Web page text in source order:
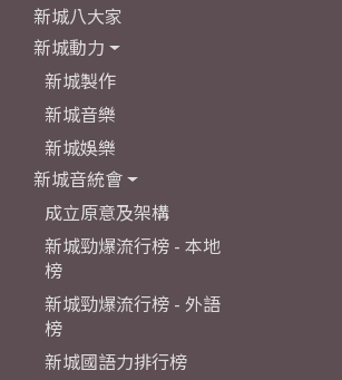
新城八大家
新城動力
新城製作
新城音樂
新城娛樂
新城音統會
成立原意及架構
新城勁爆流行榜 - 本地
榜
新城勁爆流行榜 - 外語
榜
新城國語力排行榜